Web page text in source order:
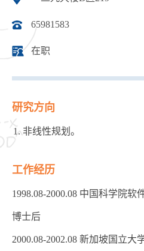
65981583
在职
研究方向
非线性规划。
工作经历
1998.08-2000.08 中国科学院
博士后
2000.08-2002.08 新加坡国立大